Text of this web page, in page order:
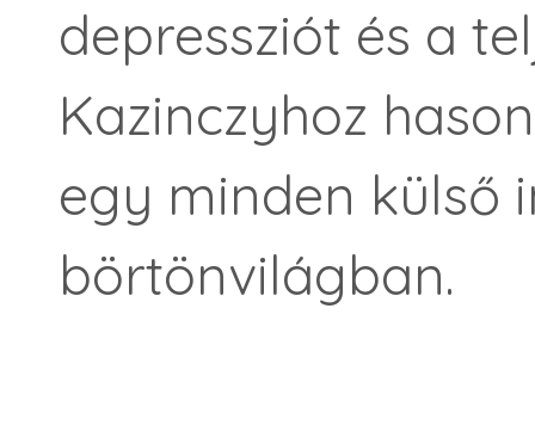
depressziót és a
Kazinczyhoz
egy minden külső
börtönvilágban.